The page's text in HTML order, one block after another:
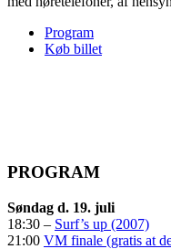
Program
Køb billet
PROGRAM
Søndag d. 19. juli
18:30 – Surf’s up (2007)
21:00 VM finale (gratis at